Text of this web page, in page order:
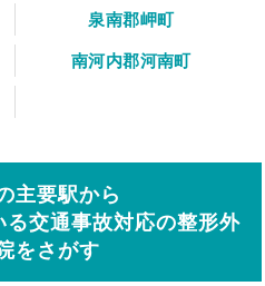
泉南郡岬町
南河内郡河南町
主要駅から
交通事故対応の整形外
をさがす